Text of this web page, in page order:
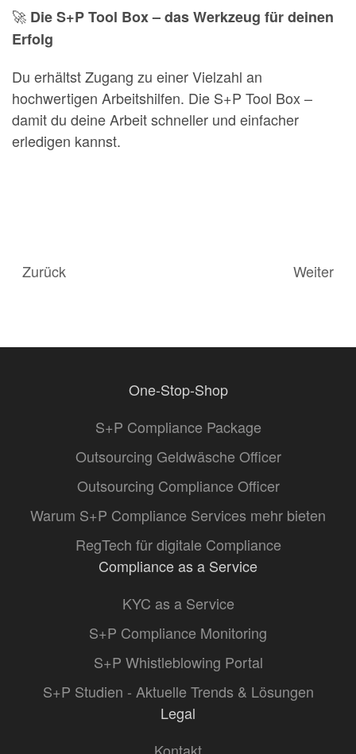
🚀 Die S+P Tool Box – das Werkzeug für deinen
Erfolg
Du erhältst Zugang zu einer Vielzahl an
hochwertigen Arbeitshilfen. Die S+P Tool Box –
damit du deine Arbeit schneller und einfacher
erledigen kannst.
Zurück Weiter
One-Stop-Shop
S+P Compliance Package
Outsourcing Geldwäsche Officer
Outsourcing Compliance Officer
Warum S+P Compliance Services mehr bieten
RegTech für digitale Compliance
Compliance as a Service
KYC as a Service
S+P Compliance Monitoring
S+P Whistleblowing Portal
S+P Studien - Aktuelle Trends & Lösungen
Legal